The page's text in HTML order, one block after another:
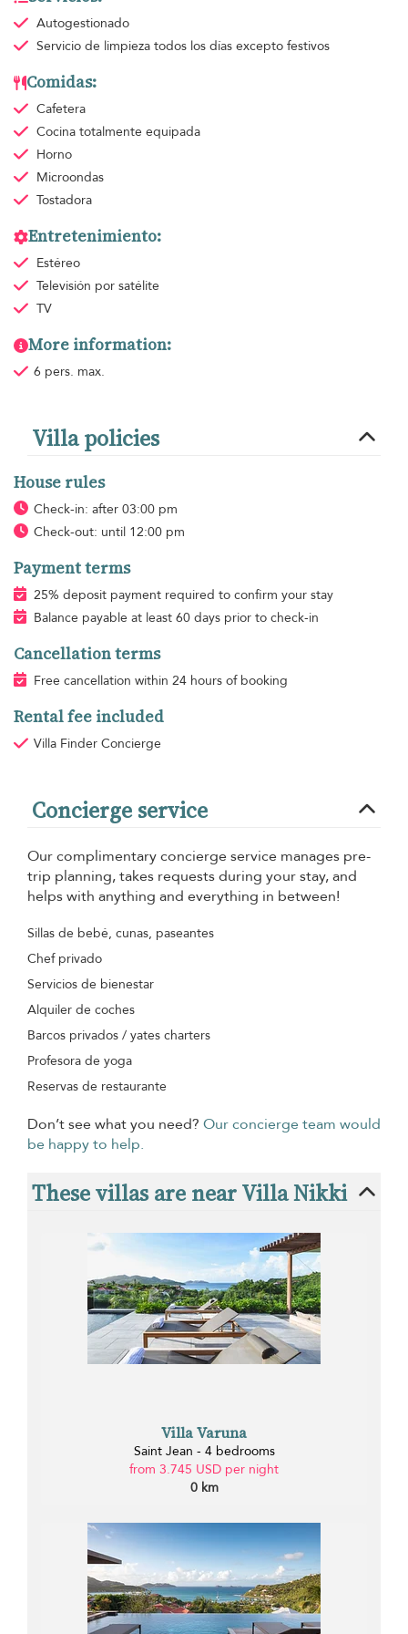
Autogestionado
Servicio de limpieza todos los días excepto festivos
Comidas:
Cafetera
Cocina totalmente equipada
Horno
Microondas
Tostadora
Entretenimiento:
Estéreo
Televisión por satélite
TV
More information:
6 pers. max.
Villa policies
House rules
Check-in: after 03:00 pm
Check-out: until 12:00 pm
Payment terms
25% deposit payment required to confirm your stay
Balance payable at least 60 days prior to check-in
Cancellation terms
Free cancellation within 24 hours of booking
Rental fee included
Villa Finder Concierge
Concierge service
Our complimentary concierge service manages pre-
trip planning, takes requests during your stay, and
helps with anything and everything in between!
Sillas de bebé, cunas, paseantes
Chef privado
Servicios de bienestar
Alquiler de coches
Barcos privados / yates charters
Profesora de yoga
Reservas de restaurante
Don’t see what you need? Our concierge team would
be happy to help.
These villas are near Villa Nikki
Villa Varuna
Saint Jean - 4 bedrooms
from 3.745 USD per night
0 km